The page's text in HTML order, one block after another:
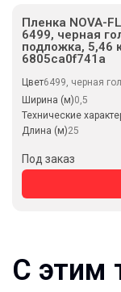
Пленка NOVA-
6499, черная
подложка, 5,46
6805ca0f741a
Цвет6499, черная
Ширина (м)0,5
Технические
Длина (м)25
Под заказ
С этим